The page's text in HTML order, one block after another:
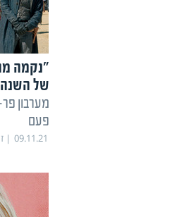
"נקמה
של השנה
מערבון
פעם
09.11.21